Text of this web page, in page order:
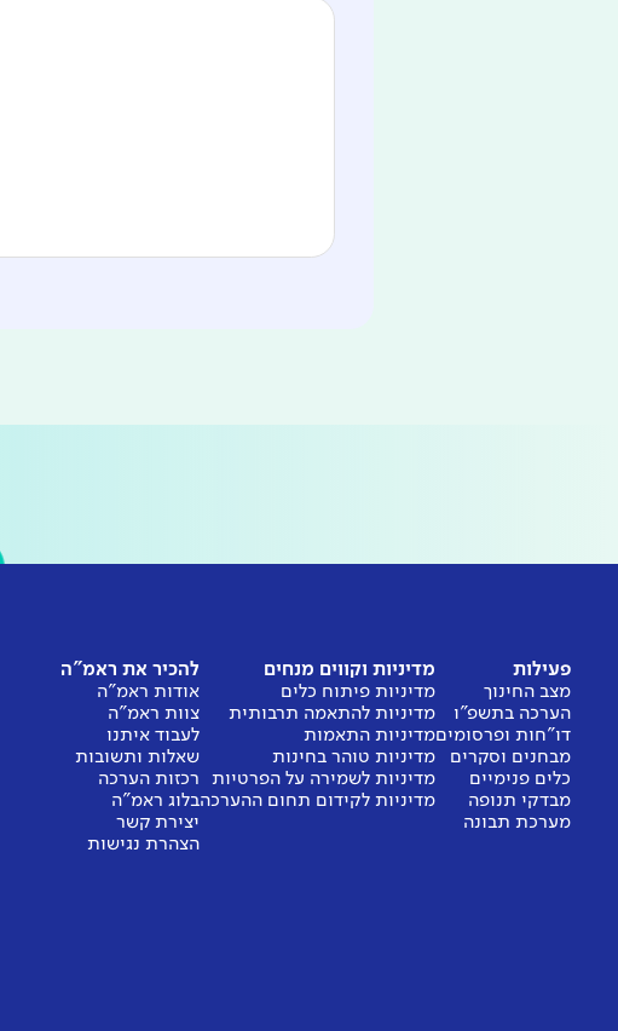
פעילות
מצב החינוך
הערכה בתשפ"ו
דו"חות ופרסומים
מבחנים וסקרים
כלים פנימיים
מבדקי תנופה
מערכת תבונה
מדיניות וקווים מנחים
מדיניות פיתוח כלים
מדיניות להתאמה תרבותית
מדיניות התאמות
מדיניות טוהר בחינות
מדיניות לשמירה על הפרטיות
מדיניות לקידום תחום ההערכה
להכיר את ראמ"ה
אודות ראמ"ה
צוות ראמ"ה
לעבוד איתנו
שאלות ותשובות
רכזות הערכה
בלוג ראמ"ה
יצירת קשר
הצהרת נגישות